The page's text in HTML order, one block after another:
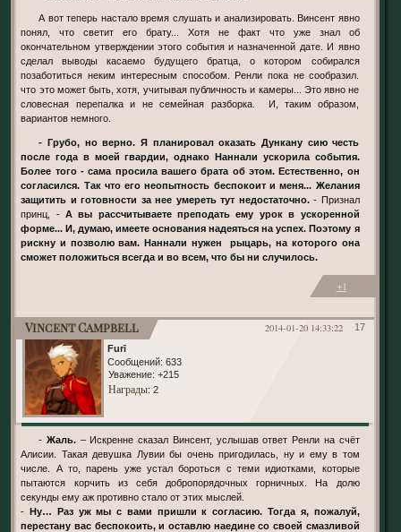
А вот теперь настало время слушать и анализировать. Винсент явно
понял, что светит его брату... Хотя не факт что уже знал об
окончательном утверждении этого события и назначенной дате. И явно
сделал выводы касаемо будущего братца, о котором собирался
позаботиться неким интересным способом. Ренли пока не сообразил.
что это может быть, хотя, учитывая публичность и камеры... Это явно не
словесная перепалка и не семейная разборка. И, таким образом,
вариантов немного.
- Грубо, но верно. Я планировал оказать Дункану сию честь
после года в моей гвардии, однако Наннали ускорила события.
Более того - сама просила вашего брата об этом. Естественно, он
согласился. Так что его неопытность беспокоит и меня... Желания
защитить и готовности за нее умереть тут недостаточно.- Признал
принц, -А вы рассчитываете преподать ему урок в ускоренной
форме... И, думаю, имеете основания надеяться на успех. Поэтому я
рискну и позволю вам. Наннали нужен рыцарь, на которого она
сможет положиться всегда и во всем, что бы ни случилось.
+1
17
2014-01-20 14:33:22
Vincent Campbell
Furī
Сообщений: 633
Уважение: +215
Награды: 2
- Жаль. – Искренне сказал Винсент, услышав ответ Ренли на счёт
Алисии. Такая девушка Лувии бы очень пригодилась, ну и ему в том
числе. А то, парень уже устал бороться с теми идиотками, которые
пытаются корчить из себя добропорядочных горничных. На долю
секунды ему аж противно стало от этих мыслей.
-Ну… Раз уж мы с вами пришли к согласию. Тогда я, пожалуй,
перестану вас беспокоить, и оставлю наедине со своей смазливой